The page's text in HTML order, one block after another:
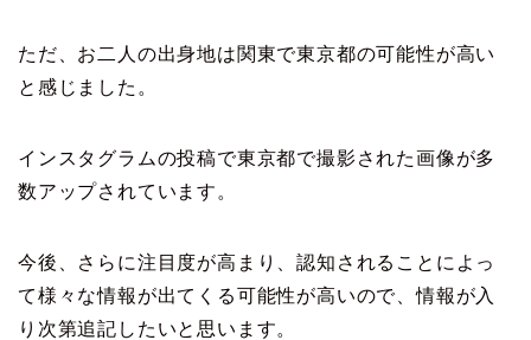
ただ、お二人の出身地は関東で東京都の可能性が高い
と感じました。
インスタグラムの投稿で東京都で撮影された画像が多
数アップされています。
今後、さらに注目度が高まり、認知されることによっ
て様々な情報が出てくる可能性が高いので、情報が入
り次第追記したいと思います。